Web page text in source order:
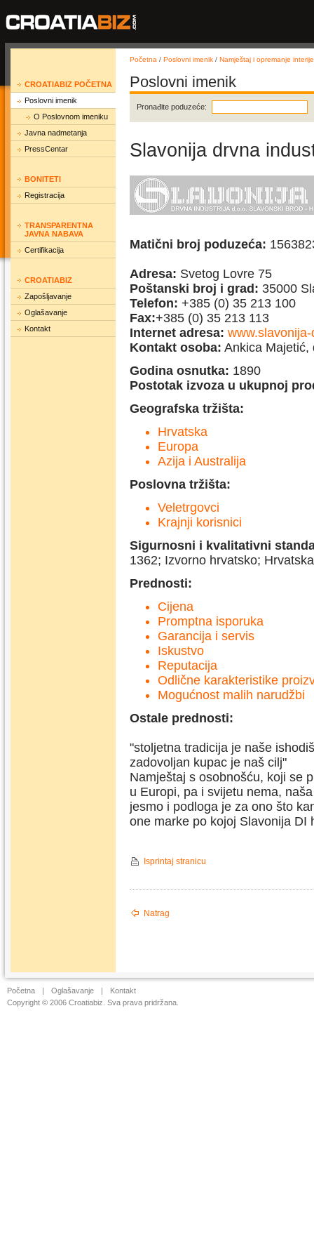
CROATIABIZ POČETNA
Poslovni imenik
O Poslovnom imeniku
Javna nadmetanja
PressCentar
BONITETI
Registracija
TRANSPARENTNA
JAVNA NABAVA
Certifikacija
CROATIABIZ
Zapošljavanje
Oglašavanje
Kontakt
Početna / Poslovni imenik / Namještaj i opremanje
Poslovni imenik
Pronađite poduzeće:
Slavonija drvna
Matični broj poduzeća:
Adresa: Svetog Lovre 75
Poštanski broj i grad: 35000
Telefon: +385 (0) 35 213 100
Fax:+385 (0) 35 213 113
Internet adresa:
Kontakt osoba: Ankica Majetić,
Godina osnutka: 1890
Postotak izvoza u ukupnoj
Geografska tržišta:
Hrvatska
Europa
Azija i Australija
Poslovna tržišta:
Veletrgovci
Krajnji korisnici
Sigurnosni i kvalitativni
1362; Izvorno hrvatsko;
Prednosti:
Cijena
Promptna isporuka
Garancija i servis
Iskustvo
Reputacija
Odlične karakteristike
Mogućnost malih narudžbi
Ostale prednosti:
"stoljetna tradicija je naše
zadovoljan kupac je naš cilj"
Namještaj s osobnošću, koji se
u Europi, pa i svijetu nema,
jesmo i podloga je za ono što
one marke po kojoj Slavonija DI
Isprintaj stranicu
Natrag
Početna | Oglašavanje |
Kontakt
Copyright © 2006 Croatiabiz. Sva prava pridržana.